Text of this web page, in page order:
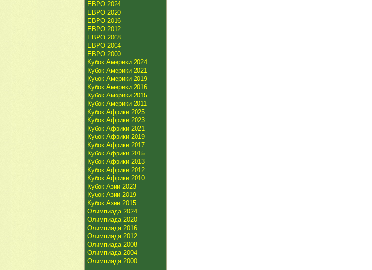
ЕВРО 2024
ЕВРО 2020
ЕВРО 2016
ЕВРО 2012
ЕВРО 2008
ЕВРО 2004
ЕВРО 2000
Кубок Америки 2024
Кубок Америки 2021
Кубок Америки 2019
Кубок Америки 2016
Кубок Америки 2015
Кубок Америки 2011
Кубок Африки 2025
Кубок Африки 2023
Кубок Африки 2021
Кубок Африки 2019
Кубок Африки 2017
Кубок Африки 2015
Кубок Африки 2013
Кубок Африки 2012
Кубок Африки 2010
Кубок Азии 2023
Кубок Азии 2019
Кубок Азии 2015
Олимпиада 2024
Олимпиада 2020
Олимпиада 2016
Олимпиада 2012
Олимпиада 2008
Олимпиада 2004
Олимпиада 2000